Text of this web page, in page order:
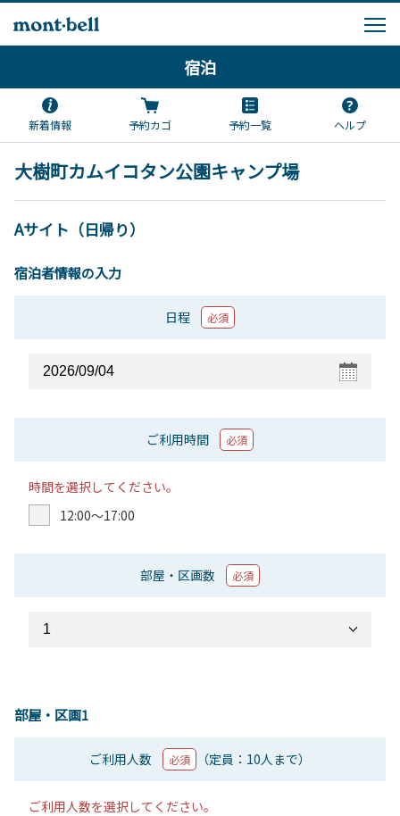
宿泊
新着情報 予約カゴ 予約一覧 ヘルプ
大樹町カムイコタン公園キャンプ場
Aサイト（日帰り）
宿泊者情報の入力
日程 必須
ご利用時間 必須
時間を選択してください。
12:00〜17:00
部屋・区画数 必須
部屋・区画1
ご利用人数 必須 （定員：10人まで）
ご利用人数を選択してください。